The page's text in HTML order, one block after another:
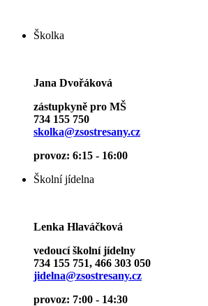
Školka
Jana Dvořáková
zástupkyně pro MŠ
734 155 750
skolka@zsostresany.cz
provoz: 6:15 - 16:00
Školní jídelna
Lenka Hlaváčková
vedoucí školní jídelny
734 155 751, 466 303 050
jidelna@zsostresany.cz
provoz: 7:00 - 14:30